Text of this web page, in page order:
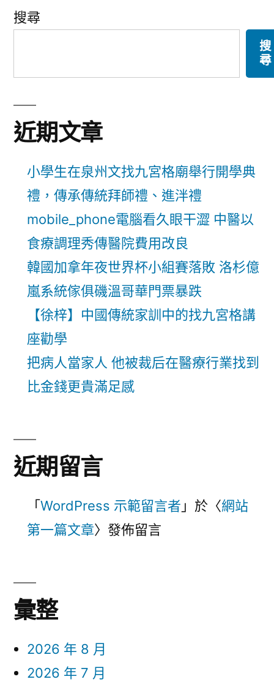
搜尋
搜
尋
近期文章
小學生在泉州文找九宮格廟舉行開學典
禮，傳承傳統拜師禮、進泮禮
mobile_phone電腦看久眼干澀 中醫以
食療調理秀傳醫院費用改良
韓國加拿年夜世界杯小組賽落敗 洛杉億
嵐系統傢俱磯溫哥華門票暴跌
【徐梓】中國傳統家訓中的找九宮格講
座勸學
把病人當家人 他被裁后在醫療行業找到
比金錢更貴滿足感
近期留言
「 WordPress 示範留言者 」於〈網站
第一篇文章〉發佈留言
彙整
2026 年 8 月
2026 年 7 月